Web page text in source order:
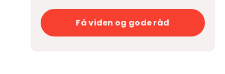
Få viden og gode råd